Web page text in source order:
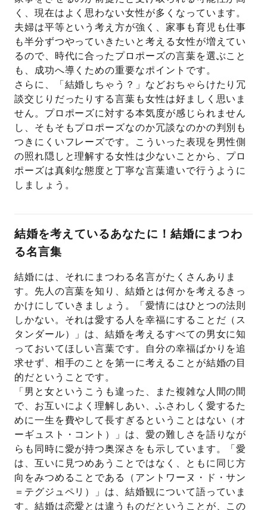
く、現在はよく思わない女性が多くなっています。
夫婦は平等という考え方が強く、家事も育児も仕事
も半分ずつやっていきたいと考える女性が増えてい
るので、時代に合ったプロポーズの言葉を選ぶこと
も、成功へ導くための重要なポイントです。
さらに、「結婚しちゃう？」などおちゃらけたり冗
談交じりだったりする言葉も女性は好ましく思いま
せん。プロポーズに対する本気度が感じられません
し、そもそもプロポーズなのか冗談なのかの判別も
つきにくいフレーズです。こういった表現を男性側
の照れ隠しと理解する女性は少ないことから、プロ
ポーズは真剣な態度と丁寧な言葉遣いで行うように
しましょう。
結婚を考えているあなたに！結婚にまつわ
る名言集
結婚には、それにまつわる名言がたくさんありま
す。先人の言葉を知り、結婚とは何かを考えるきっ
かけにしていきましょう。「愛情にはひとつの法則
しかない。それは愛する人を幸福にすることだ（ス
タンダール）」は、結婚を考えるすべての男女に知
っておいてほしい言葉です。自分の幸福ばかりを追
求せず、相手のことを第一に考えることが結婚の目
的だということです。
「男と女というこうも違った、また複雑な人間の間
で、お互いによく理解しあい、ふさわしく愛するた
めに一生を費やして長すぎるということはない（オ
ーギュスト・コント）」は、愛の難しさを語りなが
らも同時に愛が持つ奥深さをも示しています。「愛
は、互いに見つめあうことではなく、ともに同じ方
向をみつめることである（アントワーヌ・ド・サン
＝テグジュペリ）」は、結婚観について語っていま
す。結婚は恋愛とは違うものだということが、この